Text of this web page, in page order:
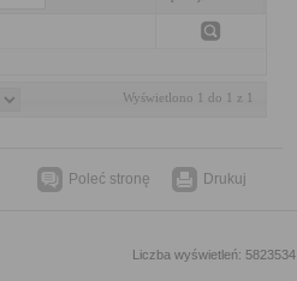
Wyświetlono 1 do 1 z 1
Poleć stronę Drukuj
Liczba wyświetleń: 5823534